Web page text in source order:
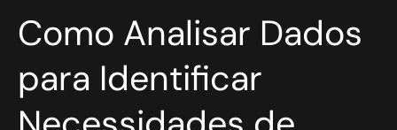
Como Analisar Dados
para Identificar
Como
Analisar
para
Identificar
Necessidades